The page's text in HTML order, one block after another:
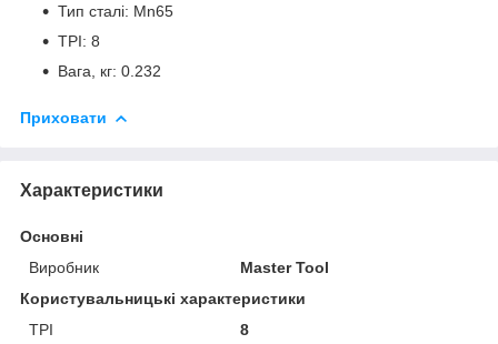
Тип сталі: Mn65
TPI: 8
Вага, кг: 0.232
Приховати
Характеристики
Основні
Виробник
Master Tool
Користувальницькі характеристики
TPI
8